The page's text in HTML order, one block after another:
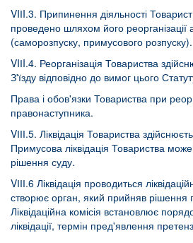
VIІI.3. Припинення діяльності
проведено шляхом його реорганізації
(саморозпуску, примусового розпуску).
VIІI.4. Реорганізація Товариства
З'їзду відповідно до вимог цього
Права і обов'язки Товариства при
правонаступника.
VІІІ.5. Ліквідація Товариства
Примусова ліквідація Товариства
рішення суду.
VІІІ.6 Ліквідація проводиться
створює орган, який прийняв рішення
Ліквідаційна комісія встановлює
ліквідації, термін пред'явлення